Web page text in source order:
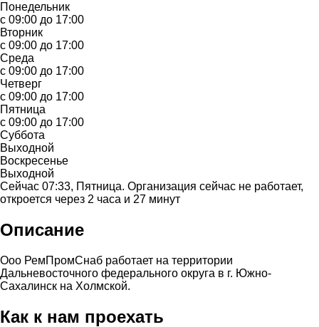
Понедельник
с 09:00 до 17:00
Вторник
с 09:00 до 17:00
Среда
с 09:00 до 17:00
Четверг
с 09:00 до 17:00
Пятница
с 09:00 до 17:00
Суббота
Выходной
Воскресенье
Выходной
Сейчас 07:33, Пятница. Организация сейчас не работает,
откроется через 2 часа и 27 минут
Описание
Ооо РемПромСнаб работает на территории
Дальневосточного федерального округа в г. Южно-
Сахалинск на Холмской.
Как к нам проехать